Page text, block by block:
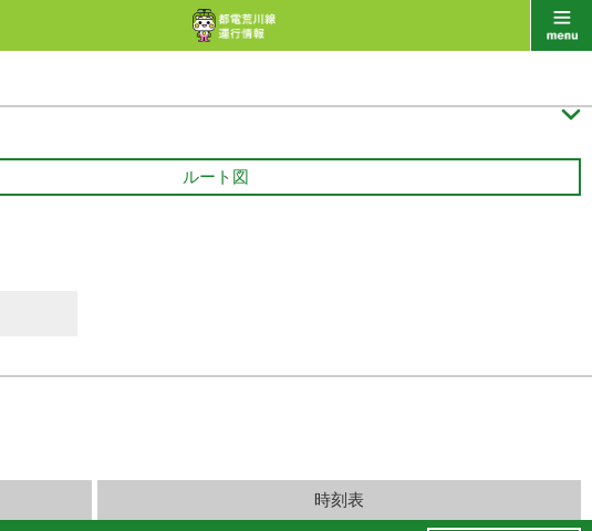

ルート図
時刻表